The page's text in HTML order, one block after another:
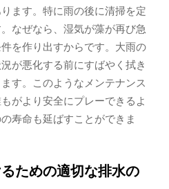
ます。特に雨の後に清掃を定
なぜなら、湿気が藻が再び急
を作り出すからです。大雨の
が悪化する前にすばやく拭き
す。このようなメンテナンス
がより安全にプレーできるよ
寿命も延ばすことができま
ための適切な排水の